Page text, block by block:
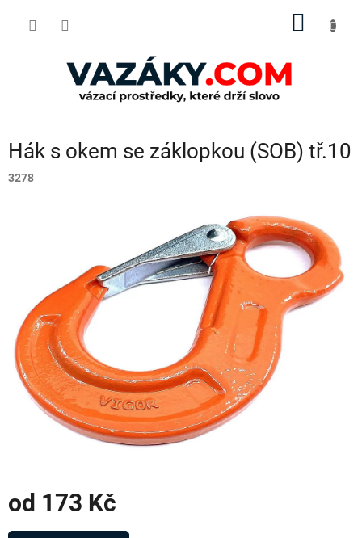
Hák s okem se záklopkou (SOB) tř.10
3278
od 173 Kč
Měrná